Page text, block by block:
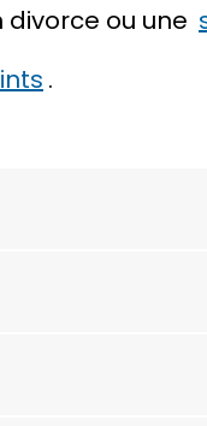
divorce ou une
.